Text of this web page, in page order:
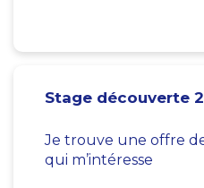
Stage découverte 2
Je trouve une offre
qui m’intéresse